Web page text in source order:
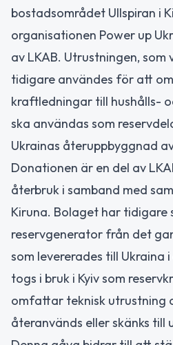
bostadsområdet Ullspiran i
organisationen Power up
av LKAB. Utrustningen, som
tidigare användes för att
kraftledningar till hushålls-
ska användas som
Ukrainas återuppbyggnad
Donationen är en del av
återbruk i samband med
Kiruna. Bolaget har tidigare
reservgenerator från det
som levererades till Ukraina
togs i bruk i Kyiv som
omfattar teknisk utrustning
återanvänds eller skänks till